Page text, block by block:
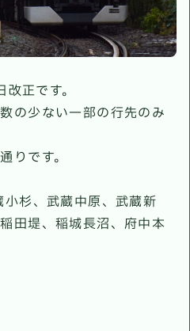
正です。
の少ない一部の行先のみ
りです。
杉、武蔵中原、武蔵新
田堤、稲城長沼、府中本